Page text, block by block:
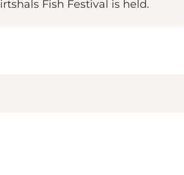
Fish Festival is held.